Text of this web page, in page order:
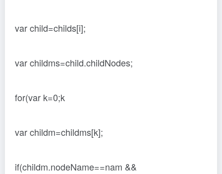
var child=childs[i];
var childms=child.childNodes;
for(var k=0;k
var childm=childms[k];
if(childm.nodeName==nam &&